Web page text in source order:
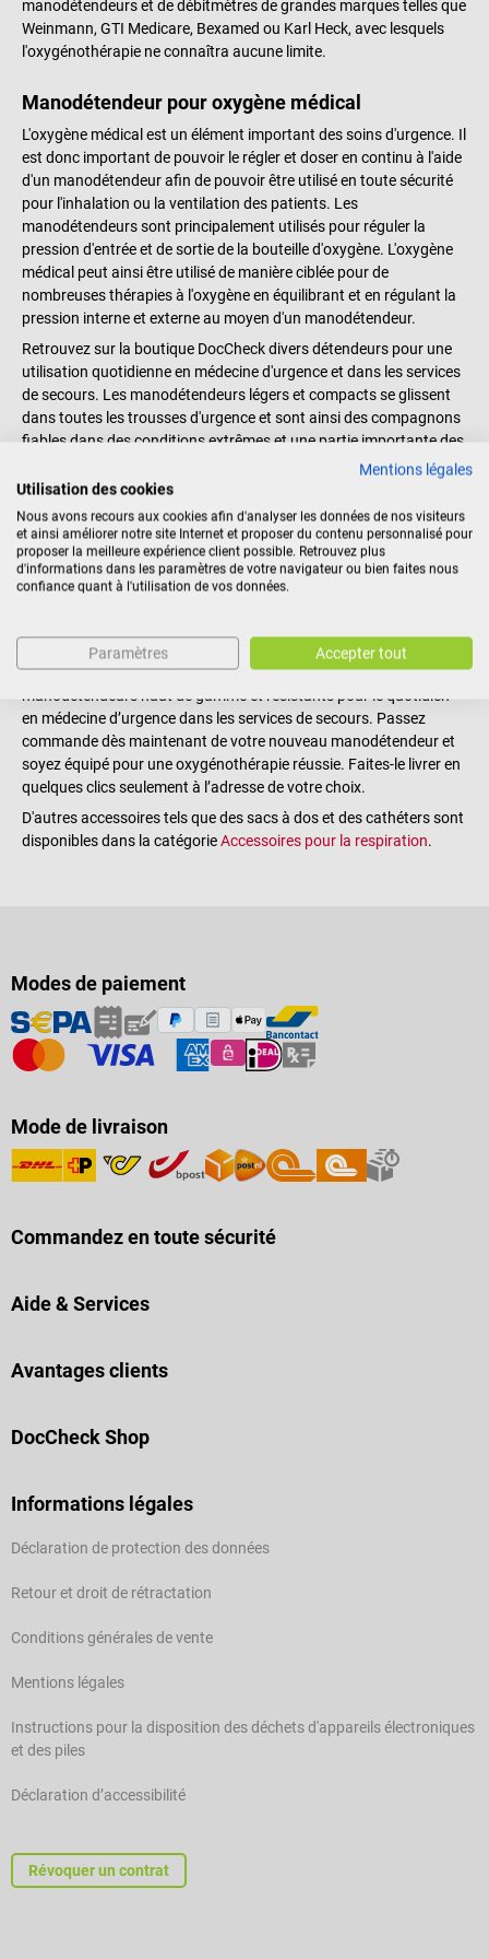
Détails du produit Pour
l'oxygénothérapie par masque ou
lunettes nasales Très compact,
directe des patients Grande
précision et manipulation simple
grâce au débit d'oxygène préréglé
par paliers boulon de
raccordement de 30 mm sur le
côté droit Boîtier métallique en
aluminium Sortie d'inhalation
réglable dans quatre positions
différentes Détendeur pour une
oxygénothérapie efficace
L'OXYWAY Fast I est le
manodétendeur idéal pour les
services de secours. Surtout
lorsqu'il faut agir vite, il résiste
aux exigences élevées et
l'oxygénothérapie peut démarrer
débit résistant aux désinfectants
et aux chocs Chiffres gravés au
laser sur le volant à l'avant et sur
le côté, ne s'estompent pas et ne
s'effacent pas Réglage du débit
le côté et s'enclenchent de
manière audible L'aiguille rouge
indique le réglage actuel du débit
Économique : intervalle de
maintenance de 6 ans et pas de
durée de vie limitée Double filtre
fritté pour une protection contre
l'encrassement Pour l'utilisation
de lunettes nasales, un raccord
Température (conditions de
fonctionnement) : -20 °C à +60 °C
Altitude au-dessus du niveau de
la mer (conditions de
fonctionnement) : jusqu'à 5000 m
1789 Pression d'alimentation p1 :
200 à 10 bar Pression de sortie
(pression de service) : 4,5 bar
réglage du débit de sortie : 1/ 2/
3/ 4/ 5/ 6/ 9/12 jusqu'à 15 l/min
détendeur OXYWAY Fast I
d'un détendeur Convient aux
modèles OXYWAY Fix (I - III), Fine
I, Fast (I - III) et Click Établit une
d'oxygène ou le raccord mural et
le manodétendeur Pour une
conduite d'oxygène étanche sans
fuite Un set correspond à 4 joints
toriques de 2 tailles chacun
Couleur : noir Matériau : plastique
Contenu de la livraison 1 kit
Weinmann de joints de rechange
pour le manodétendeur OXYWAY
Le réducteur de pression illustré
manodétendeurs et de débitmètres de grandes marques telles que
Weinmann, GTI Medicare, Bexamed ou Karl Heck, avec lesquels
l'oxygénothérapie ne connaîtra aucune limite.
Manodétendeur pour oxygène médical
L'oxygène médical est un élément important des soins d'urgence. Il
est donc important de pouvoir le régler et doser en continu à l'aide
d'un manodétendeur afin de pouvoir être utilisé en toute sécurité
pour l'inhalation ou la ventilation des patients. Les
manodétendeurs sont principalement utilisés pour réguler la
pression d'entrée et de sortie de la bouteille d'oxygène. L'oxygène
médical peut ainsi être utilisé de manière ciblée pour de
nombreuses thérapies à l'oxygène en équilibrant et en régulant la
pression interne et externe au moyen d'un manodétendeur.
Retrouvez sur la boutique DocCheck divers détendeurs pour une
utilisation quotidienne en médecine d'urgence et dans les services
de secours. Les manodétendeurs légers et compacts se glissent
dans toutes les trousses d'urgence et sont ainsi des compagnons
fiables dans des conditions extrêmes et une partie importante des
mesures de sauvetage. Les réducteurs de pression sont équipés
d'un manomètre qui garantit une lecture facile de la pression à
tout moment. L'utilisation intuitive et la manipulation aisée des
manodétendeurs garantissent une ventilation sûre pendant les
premiers soins aux patients, en particulier dans les situations
d'urgence qui exigent une action rapide.
oxygène médical en ligne sur DocCheck Shop
Retrouvez sur la boutique DocCheck une large gamme de
manodétendeurs haut de gamme et résistants pour le quotidien
en médecine d’urgence dans les services de secours. Passez
commande dès maintenant de votre nouveau manodétendeur et
soyez équipé pour une oxygénothérapie réussie. Faites-le livrer en
quelques clics seulement à l’adresse de votre choix.
D'autres accessoires tels que des sacs à dos et des cathéters sont
disponibles dans la catégorieAccessoires pour la respiration.
Modes de paiement
Mode de livraison
Commandez en toute sécurité
Aide & Services
Avantages clients
DocCheck Shop
Informations légales
Déclaration de protection des données
Retour et droit de rétractation
Conditions générales de vente
Mentions légales
Instructions pour la disposition des déchets d'appareils électroniques
et des piles
Déclaration d’accessibilité
Révoquer un contrat
Mentions légales
Utilisation des cookies
Nous avons recours aux cookies afin d'analyser les données de nos visiteurs
et ainsi améliorer notre site Internet et proposer du contenu personnalisé pour
proposer la meilleure expérience client possible. Retrouvez plus
d'informations dans les paramètres de votre navigateur ou bien faites nous
confiance quant à l'utilisation de vos données.
Paramètres Accepter tout